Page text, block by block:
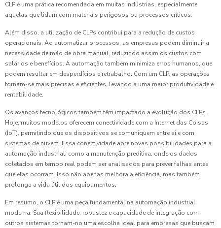
CLP é uma prática recomendada em muitas indústrias, especialmente
aquelas que lidam com materiais perigosos ou processos críticos.
Além disso, a utilização de CLPs contribui para a redução de custos
operacionais. Ao automatizar processos, as empresas podem diminuir a
necessidade de mão de obra manual, reduzindo assim os custos com
salários e benefícios. A automação também minimiza erros humanos, que
podem resultar em desperdícios e retrabalho. Com um CLP, as operações
tornam-se mais precisas e eficientes, levando a uma maior produtividade e
rentabilidade.
Os avanços tecnológicos também têm impactado a evolução dos CLPs.
Hoje, muitos modelos oferecem conectividade com a Internet das Coisas
(IoT), permitindo que os dispositivos se comuniquem entre si e com
sistemas de nuvem. Essa conectividade abre novas possibilidades para a
automação industrial, como a manutenção preditiva, onde os dados
coletados em tempo real podem ser analisados para prever falhas antes
que elas ocorram. Isso não apenas melhora a eficiência, mas também
prolonga a vida útil dos equipamentos.
Em resumo, o CLP é uma peça fundamental na automação industrial
moderna. Sua flexibilidade, robustez e capacidade de integração com
outros sistemas tornam-no uma escolha ideal para empresas que buscam